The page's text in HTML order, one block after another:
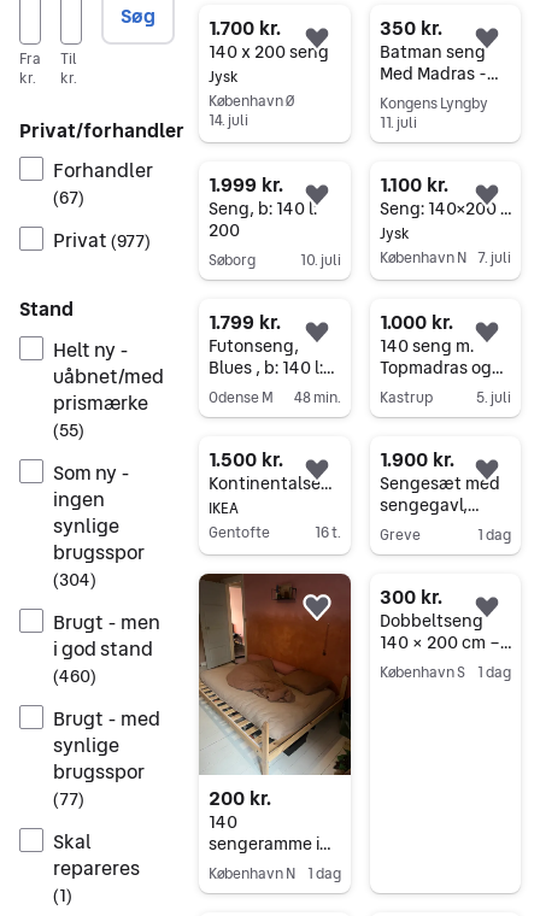
Fra
kr.
Til
kr.
Søg
Privat/forhandler
Forhandler
(67)
Privat (977)
Stand
Helt ny -
uåbnet/med
prismærke
(55)
Som ny -
ingen
synlige
brugsspor
(304)
Brugt - men
i god stand
(460)
Brugt - med
synlige
brugsspor
(77)
Skal
repareres
(1)
1.700 kr.
140 x 200 seng
Jysk
København Ø
14. juli
Føj til favoritter.
Gå til annoncen
350 kr.
Batman seng
Med Madras -
140 x 70
Kongens Lyngby
11. juli
1.999 kr.
Seng, b: 140 l:
200
Søborg 10. juli
Føj til favoritter.
1.100 kr.
Seng: 140×200 cm til sælges!
Jysk
København N 7. juli
Føj
Gå til annoncen
1.799 kr.
Futonseng,
Blues , b: 140 l:
200
Odense M 48 min.
Føj til favoritter.
1.000 kr.
140 seng m.
Topmadras og
ben
Kastrup 5. juli
1.500 kr.
Kontinentalseng Ikea 140 x 200
IKEA
Gentofte
16 t.
Føj til favoritter.
Gå til annoncen
1.900 kr.
Sengesæt med
sengegavl,
sminkebord og
kommode
madras.
Greve 1 dag
200 kr.
140
sengeramme i
egetræ
København N 1 dag
Føj til favoritter.
300 kr.
Dobbeltseng
140 × 200 cm –
300 kr.
København S 1 dag